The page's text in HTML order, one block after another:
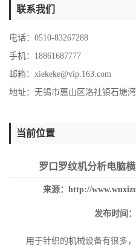
联系我们
电话：0510-83267288
手机：18861687777
邮箱： xiekeke@vip.163.com
地址：无锡市惠山区洛社镇石塘
当前位置
罗口罗纹机分析电脑
来源： http://
发布时间
用于针织的机械设备有很多，